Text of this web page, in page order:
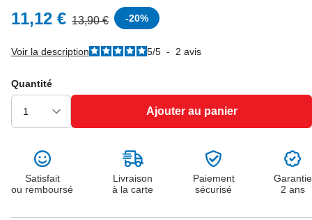
11,12 € 13,90 € -20%
Voir la description 5/5 - 2 avis
Quantité
Ajouter au panier
Satisfait
ou remboursé
Livraison
à la carte
Paiement
sécurisé
Garantie
2 ans